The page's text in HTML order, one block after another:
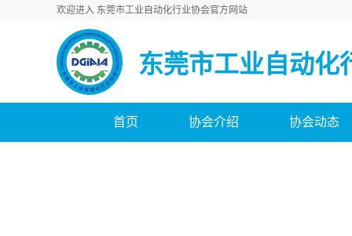
欢迎进入 东莞市工业自动化行业协会官方网站
东莞市工业自动化
首页 协会介绍 协会动态